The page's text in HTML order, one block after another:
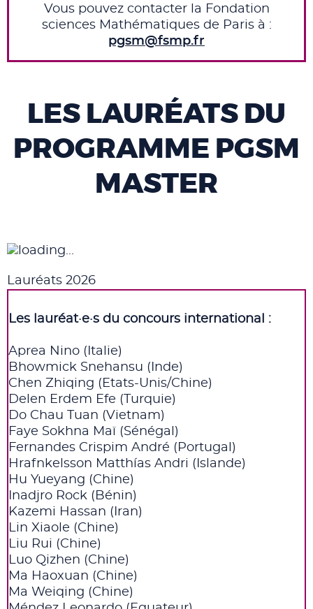
Vous pouvez contacter la Fondation
sciences Mathématiques de Paris à :
pgsm@fsmp.fr
LES LAURÉATS DU
PROGRAMME PGSM
MASTER
Lauréats 2026
Les lauréat·e·s du concours international :
Aprea Nino (Italie)
Bhowmick Snehansu (Inde)
Chen Zhiqing (Etats-Unis/Chine)
Delen Erdem Efe (Turquie)
Do Chau Tuan (Vietnam)
Faye Sokhna Maï (Sénégal)
Fernandes Crispim André (Portugal)
Hrafnkelsson Matthías Andri (Islande)
Hu Yueyang (Chine)
Inadjro Rock (Bénin)
Kazemi Hassan (Iran)
Lin Xiaole (Chine)
Liu Rui (Chine)
Luo Qizhen (Chine)
Ma Haoxuan (Chine)
Ma Weiqing (Chine)